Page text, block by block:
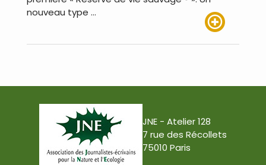
nouveau type …
JNE - Atelier 128
7 rue des Récollets
75010 Paris